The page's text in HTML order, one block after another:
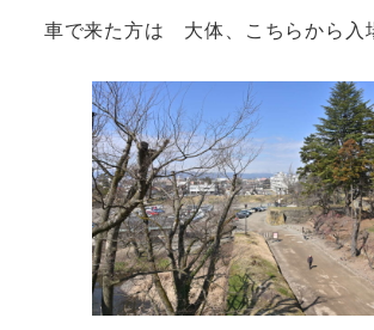
車で来た方は 大体、こちらから入